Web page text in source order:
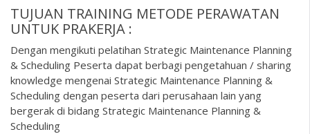
TUJUAN TRAINING METODE PERAWATAN
UNTUK PRAKERJA :
Dengan mengikuti pelatihan Strategic Maintenance Planning
& Scheduling Peserta dapat berbagi pengetahuan / sharing
knowledge mengenai Strategic Maintenance Planning &
Scheduling dengan peserta dari perusahaan lain yang
bergerak di bidang Strategic Maintenance Planning &
Scheduling